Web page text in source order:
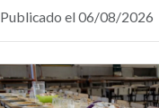
Publicado el 06/08/2026